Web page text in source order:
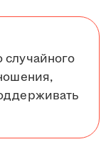
случайного